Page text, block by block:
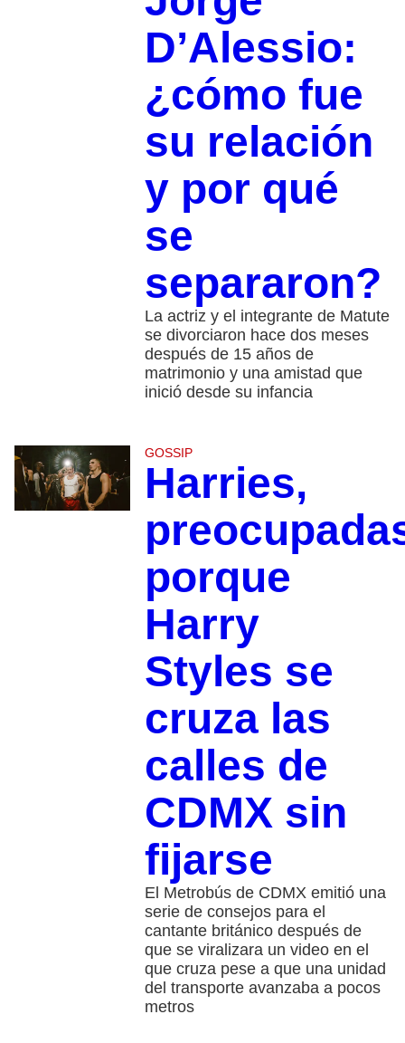
D’Alessio:
¿cómo fue
su relación
y por qué
se
separaron?
La actriz y el integrante de Matute
se divorciaron hace dos meses
después de 15 años de
matrimonio y una amistad que
inició desde su infancia
GOSSIP
Harries,
porque
Harry
Styles se
cruza las
calles de
CDMX sin
fijarse
El Metrobús de CDMX emitió una
serie de consejos para el
cantante británico después de
que se viralizara un video en el
que cruza pese a que una unidad
del transporte avanzaba a pocos
metros